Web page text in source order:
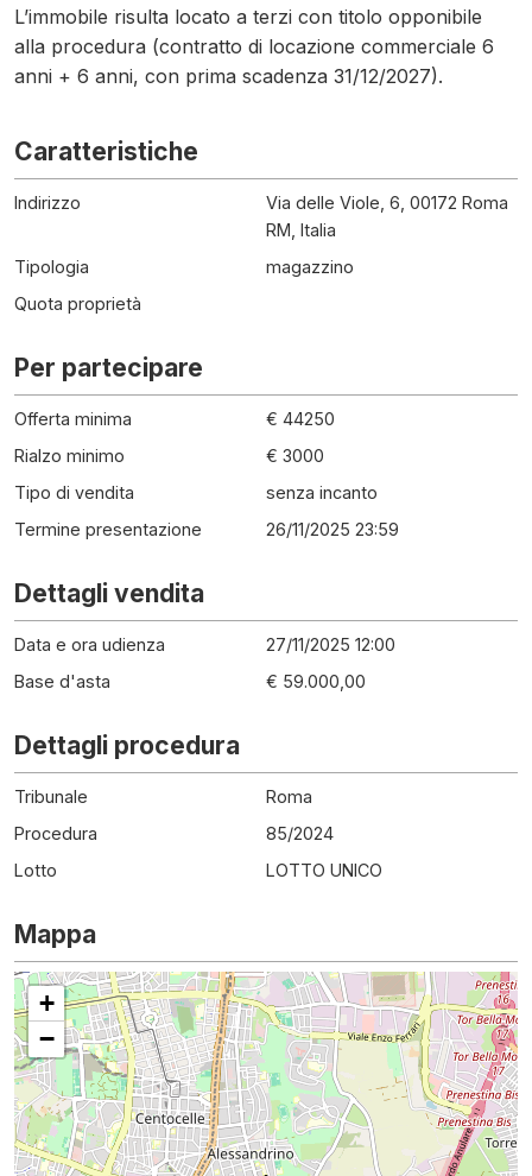
L’immobile risulta locato a terzi con titolo opponibile
alla procedura (contratto di locazione commerciale 6
anni + 6 anni, con prima scadenza 31/12/2027).
Caratteristiche
Indirizzo
Via delle Viole, 6, 00172 Roma
RM, Italia
Tipologia
magazzino
Quota proprietà
Per partecipare
Offerta minima
€ 44250
Rialzo minimo
€ 3000
Tipo di vendita
senza incanto
Termine presentazione
26/11/2025 23:59
Dettagli vendita
Data e ora udienza
27/11/2025 12:00
Base d'asta
€ 59.000,00
Dettagli procedura
Tribunale
Roma
Procedura
85/2024
Lotto
LOTTO UNICO
Mappa
+
−